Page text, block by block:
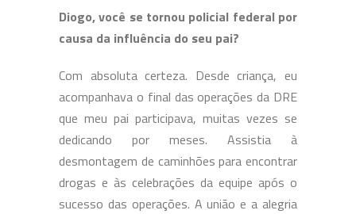
Diogo, você se tornou policial federal por
causa da influência do seu pai?
Com absoluta certeza. Desde criança, eu
acompanhava o final das operações da DRE
que meu pai participava, muitas vezes se
dedicando por meses. Assistia à
desmontagem de caminhões para encontrar
drogas e às celebrações da equipe após o
sucesso das operações. A união e a alegria